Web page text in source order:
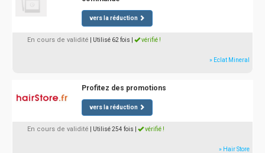
vers la réduction
En cours de validité | Utilisé 62 fois vérifié !
» Eclat Mineral
Profitez des promotions
vers la réduction
En cours de validité | Utilisé 254 fois vérifié !
» Hair Store